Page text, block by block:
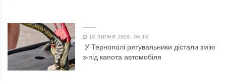
18 ЛИПНЯ 2026, 06:19
У Тернополі рятувальники дістали змію
з-під капота автомобіля